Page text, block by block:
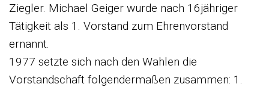
Ziegler. Michael Geiger wurde nach 16jähriger
Tätigkeit als 1. Vorstand zum Ehrenvorstand
ernannt.
1977 setzte sich nach den Wahlen die
Vorstandschaft folgendermaßen zusammen: 1.